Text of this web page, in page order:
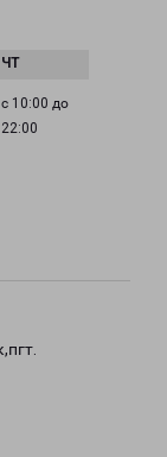
с 10:00 до
22:00